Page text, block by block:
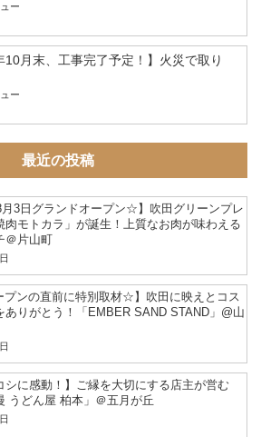
ー
10月末、工事完了予定！】火災で取り
ー
最近の投稿
月3日グランドオープン☆】吹田グリーンプレ
肉モトカラ」が誕生！上質なお肉が味わえる
片山町
プンの直前に特別取材☆】吹田に映えとコス
ありがとう！「EMBER SAND STAND」@山
シに感動！】ご縁を大切にする店主が営む
うどん屋 柏本」＠五月が丘